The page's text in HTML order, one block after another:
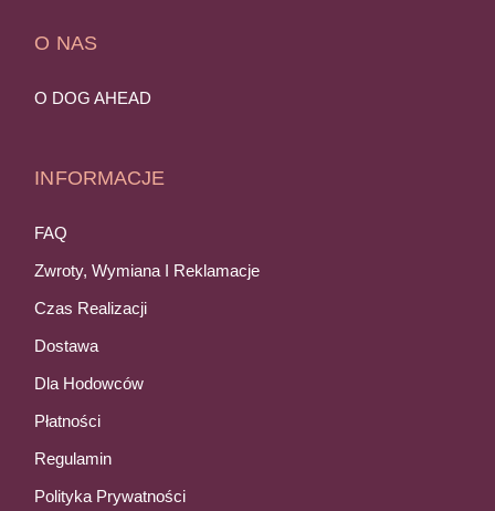
O NAS
O DOG AHEAD
INFORMACJE
FAQ
Zwroty, Wymiana I Reklamacje
Czas Realizacji
Dostawa
Dla Hodowców
Płatności
Regulamin
Polityka Prywatności